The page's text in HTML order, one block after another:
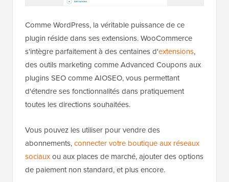
Comme WordPress, la véritable puissance de ce
plugin réside dans ses extensions. WooCommerce
s'intègre parfaitement à des centaines d'extensions,
des outils marketing comme Advanced Coupons aux
plugins SEO comme AIOSEO, vous permettant
d'étendre ses fonctionnalités dans pratiquement
toutes les directions souhaitées.
Vous pouvez les utiliser pour vendre des
abonnements,connecter votre boutique aux réseaux
sociauxou aux places de marché, ajouter des options
de paiement non standard, et plus encore.